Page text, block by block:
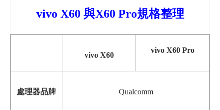
vivo X60 與X60 Pro規格整理
vivo X60
vivo X60 Pro
處理器品牌 Qualcomm